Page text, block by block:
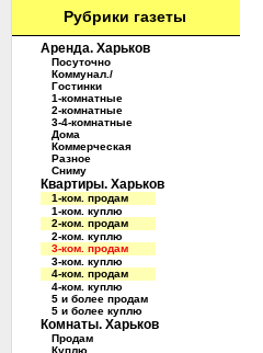
Рубрики газеты
Аренда. Харьков
Посуточно
Коммунал./
Гостинки
1-комнатные
2-комнатные
3-4-комнатные
Дома
Коммерческая
Разное
Сниму
Квартиры. Харьков
1-ком. продам
1-ком. куплю
2-ком. продам
2-ком. куплю
3-ком. продам
3-ком. куплю
4-ком. продам
4-ком. куплю
5 и более продам
5 и более куплю
Комнаты. Харьков
Продам
Куплю